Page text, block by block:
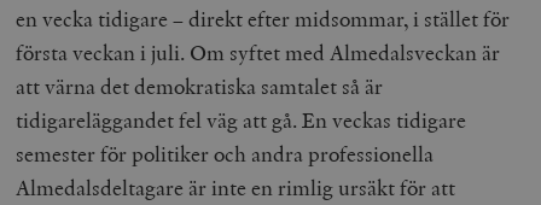
en vecka tidigare – direkt efter midsommar, i stället för
första veckan i juli. Om syftet med Almedalsveckan är
att värna det demokratiska samtalet så är
tidigareläggandet fel väg att gå. En veckas tidigare
semester för politiker och andra professionella
Almedalsdeltagare är inte en rimlig ursäkt för att